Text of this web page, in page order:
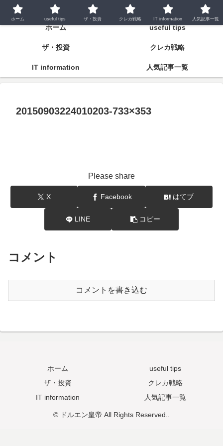
潤いとゆとりの明日をつくるために
ホーム useful tips
ザ・投資 クレカ戦略
IT information 人気記事一覧
20150903224010203-733×353
Please share
X Facebook はてブ
LINE コピー
コメント
コメントを書き込む
ホーム
useful tips
ザ・投資
クレカ戦略
IT information
人気記事一覧
© ドルエン皇帝 All Rights Reserved..
ホーム useful tips ザ・投資 クレカ戦略 IT information 人気記事一覧